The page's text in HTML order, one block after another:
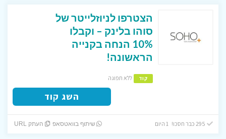
הצטרפו לניוזלייטר של
סוהו בלינק – וקבלו
10% הנחה בקנייה
הראשונה!
קוד ללא תפוגה
השג קוד
שיתוף בוואטסאפ העתק URL